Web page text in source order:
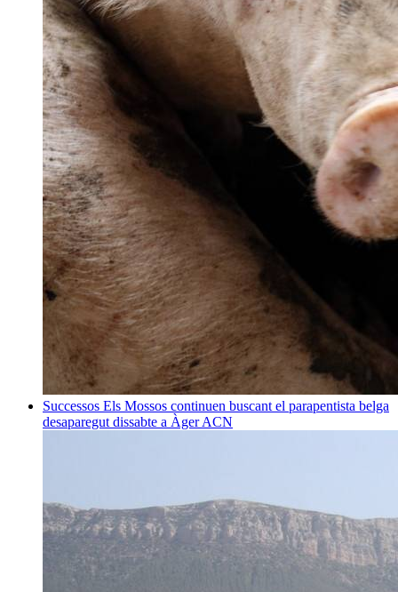
Successos Els Mossos continuen buscant el parapentista belga
desaparegut dissabte a ÀgerACN